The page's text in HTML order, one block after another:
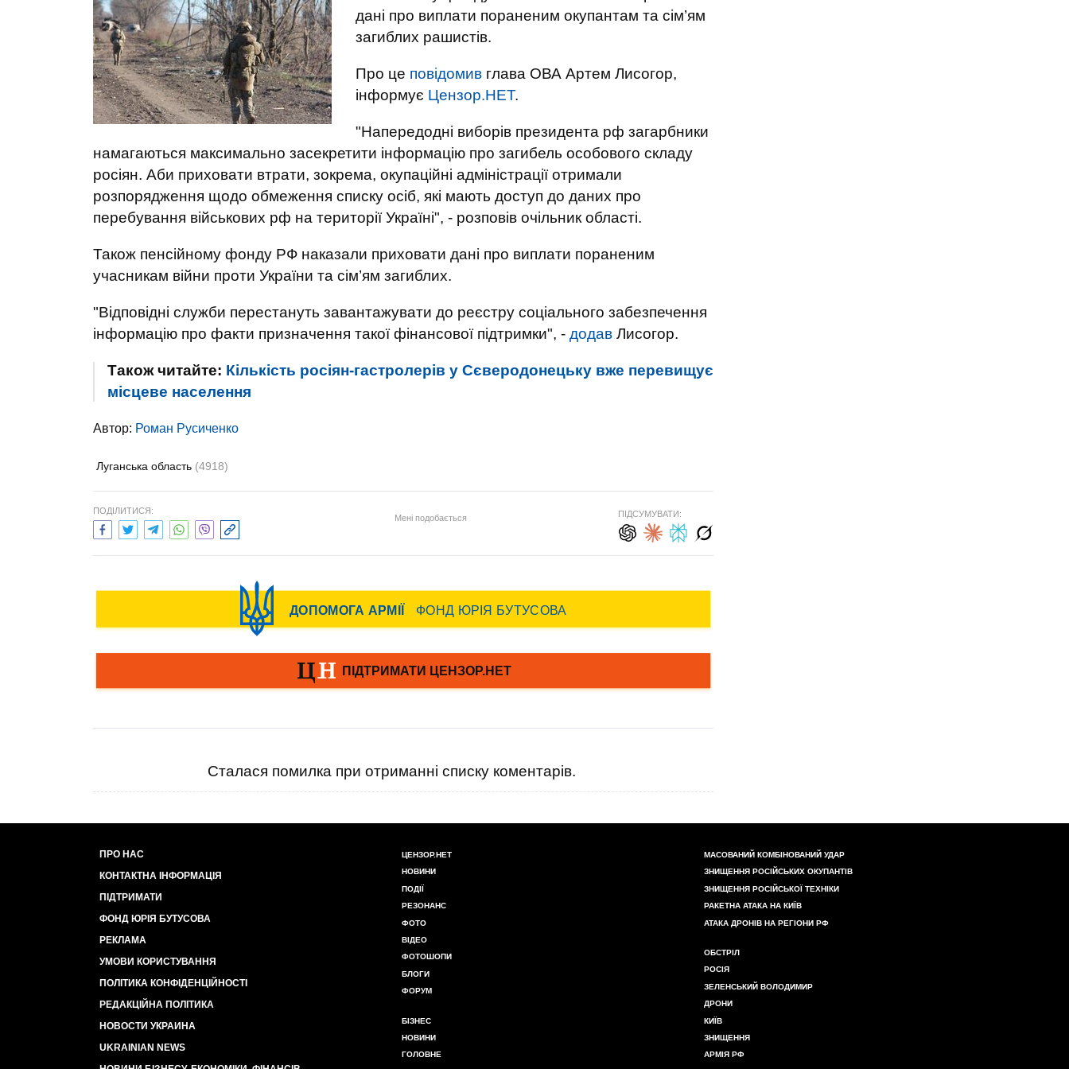
дані про виплати пораненим окупантам та сім’ям
загиблих рашистів.
Про це повідомив глава ОВА Артем Лисогор,
інформує Цензор.НЕТ.
"Напередодні виборів президента рф загарбники
намагаються максимально засекретити інформацію про загибель особового складу
росіян. Аби приховати втрати, зокрема, окупаційні адміністрації отримали
розпорядження щодо обмеження списку осіб, які мають доступ до даних про
перебування військових рф на території Україні", - розповів очільник області.
Також пенсійному фонду РФ наказали приховати дані про виплати пораненим
учасникам війни проти України та сім’ям загиблих.
"Відповідні служби перестануть завантажувати до реєстру соціального забезпечення
інформацію про факти призначення такої фінансової підтримки", - додав Лисогор.
Також читайте: Кількість росіян-гастролерів у Сєверодонецьку вже перевищує
місцеве населення
Автор: Роман Русиченко
Луганська область (4918)
ПОДІЛИТИСЯ:
Мені подобається ПІДСУМУВАТИ:
Сталася помилка при отриманні списку коментарів.
ПРО НАС
КОНТАКТНА ІНФОРМАЦІЯ
ПІДТРИМАТИ
ФОНД ЮРІЯ БУТУСОВА
РЕКЛАМА
УМОВИ КОРИСТУВАННЯ
ПОЛІТИКА КОНФІДЕНЦІЙНОСТІ
РЕДАКЦІЙНА ПОЛІТИКА
НОВОСТИ УКРАИНА
UKRAINIAN NEWS
ЦЕНЗОР.НЕТ
НОВИНИ
ПОДІЇ
РЕЗОНАНС
ФОТО
ВІДЕО
ФОТОШОПИ
БЛОГИ
ФОРУМ
БІЗНЕС
НОВИНИ
ГОЛОВНЕ
МАСОВАНИЙ КОМБІНОВАНИЙ УДАР
ЗНИЩЕННЯ РОСІЙСЬКИХ ОКУПАНТІВ
ЗНИЩЕННЯ РОСІЙСЬКОЇ ТЕХНІКИ
РАКЕТНА АТАКА НА КИЇВ
АТАКА ДРОНІВ НА РЕГІОНИ РФ
ОБСТРІЛ
РОСІЯ
ЗЕЛЕНСЬКИЙ ВОЛОДИМИР
ДРОНИ
КИЇВ
ЗНИЩЕННЯ
АРМІЯ РФ